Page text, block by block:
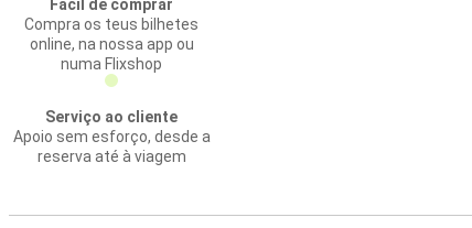
Fácil de comprar
Compra os teus bilhetes
online, na nossa app ou
numa Flixshop
Serviço ao cliente
Apoio sem esforço, desde a
reserva até à viagem